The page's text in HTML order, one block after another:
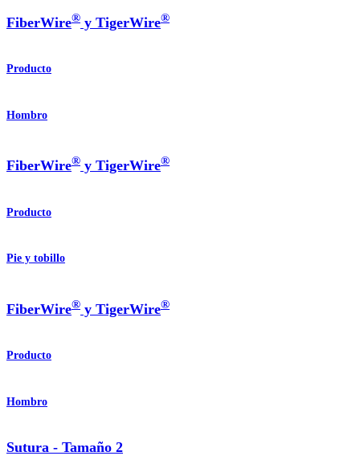
FiberWire® y TigerWire®
Producto
Hombro
FiberWire® y TigerWire®
Producto
Pie y tobillo
FiberWire® y TigerWire®
Producto
Hombro
Sutura - Tamaño 2